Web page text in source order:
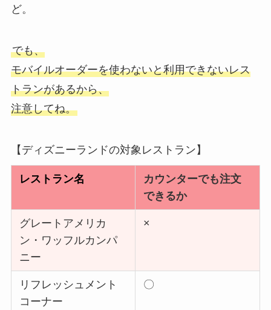
ど。
でも、
モバイルオーダーを使わないと利用できないレス
トランがあるから、
注意してね。
【ディズニーランドの対象レストラン】
レストラン名
カウンターでも注文
できるか
グレートアメリカ
ン・ワッフルカンパ
ニー
×
リフレッシュメント
コーナー
〇